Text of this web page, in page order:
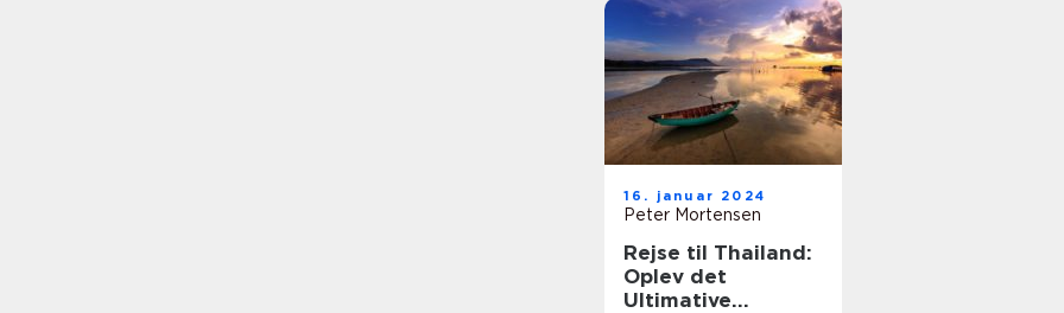
moderne
innovation
16. januar 2024
Peter Mortensen
Rejse til Thailand:
Oplev det
Ultimative